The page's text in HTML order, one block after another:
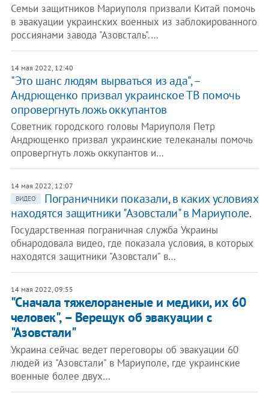
Семьи защитников Мариуполя призвали Китай помочь
в эвакуации украинских военных из заблокированного
россиянами завода "Азовсталь".…
14 мая 2022, 12:40
"Это шанс людям вырваться из ада", –
Андрющенко призвал украинское ТВ помочь
опровергнуть ложь оккупантов
Советник городского головы Мариуполя Петр
Андрющенко призвал украинские телеканалы помочь
опровергнуть ложь оккупантов и…
14 мая 2022, 12:07
ВИДЕО
Пограничники показали, в каких условиях
находятся защитники "Азовстали" в Мариуполе.
Государственная пограничная служба Украины
обнародовала видео, где показала условия, в которых
находятся защитники "Азовстали" в…
14 мая 2022, 09:55
"Сначала тяжелораненые и медики, их 60
человек", – Верещук об эвакуации с
"Азовстали"
Украина сейчас ведет переговоры об эвакуации 60
людей из "Азовстали" в Мариуполе, где украинские
военные более двух…